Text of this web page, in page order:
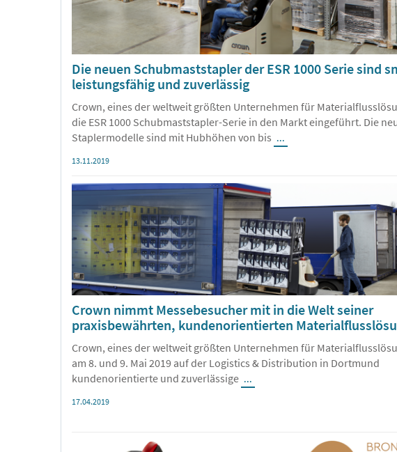
Die neuen Schubmaststapler der ESR 1000 Serie sind
leistungsfähig und zuverlässig
Crown, eines der weltweit größten Unternehmen für
die ESR 1000 Schubmaststapler-Serie in den Markt eingeführt. Die
Staplermodelle sind mit Hubhöhen von bis ...
13.11.2019
Crown nimmt Messebesucher mit in die Welt seiner
praxisbewährten, kundenorientierten
Crown, eines der weltweit größten Unternehmen für
am 8. und 9. Mai 2019 auf der Logistics & Distribution in Dortmund
kundenorientierte und zuverlässige ...
17.04.2019